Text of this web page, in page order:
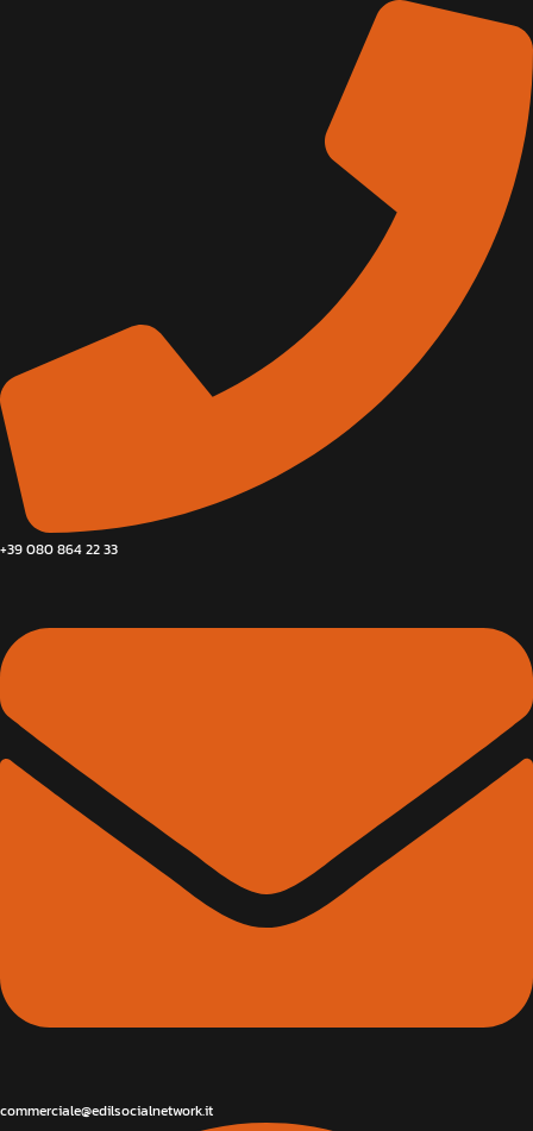
+39 080 864 22 33
commerciale@edilsocialnetwork.it